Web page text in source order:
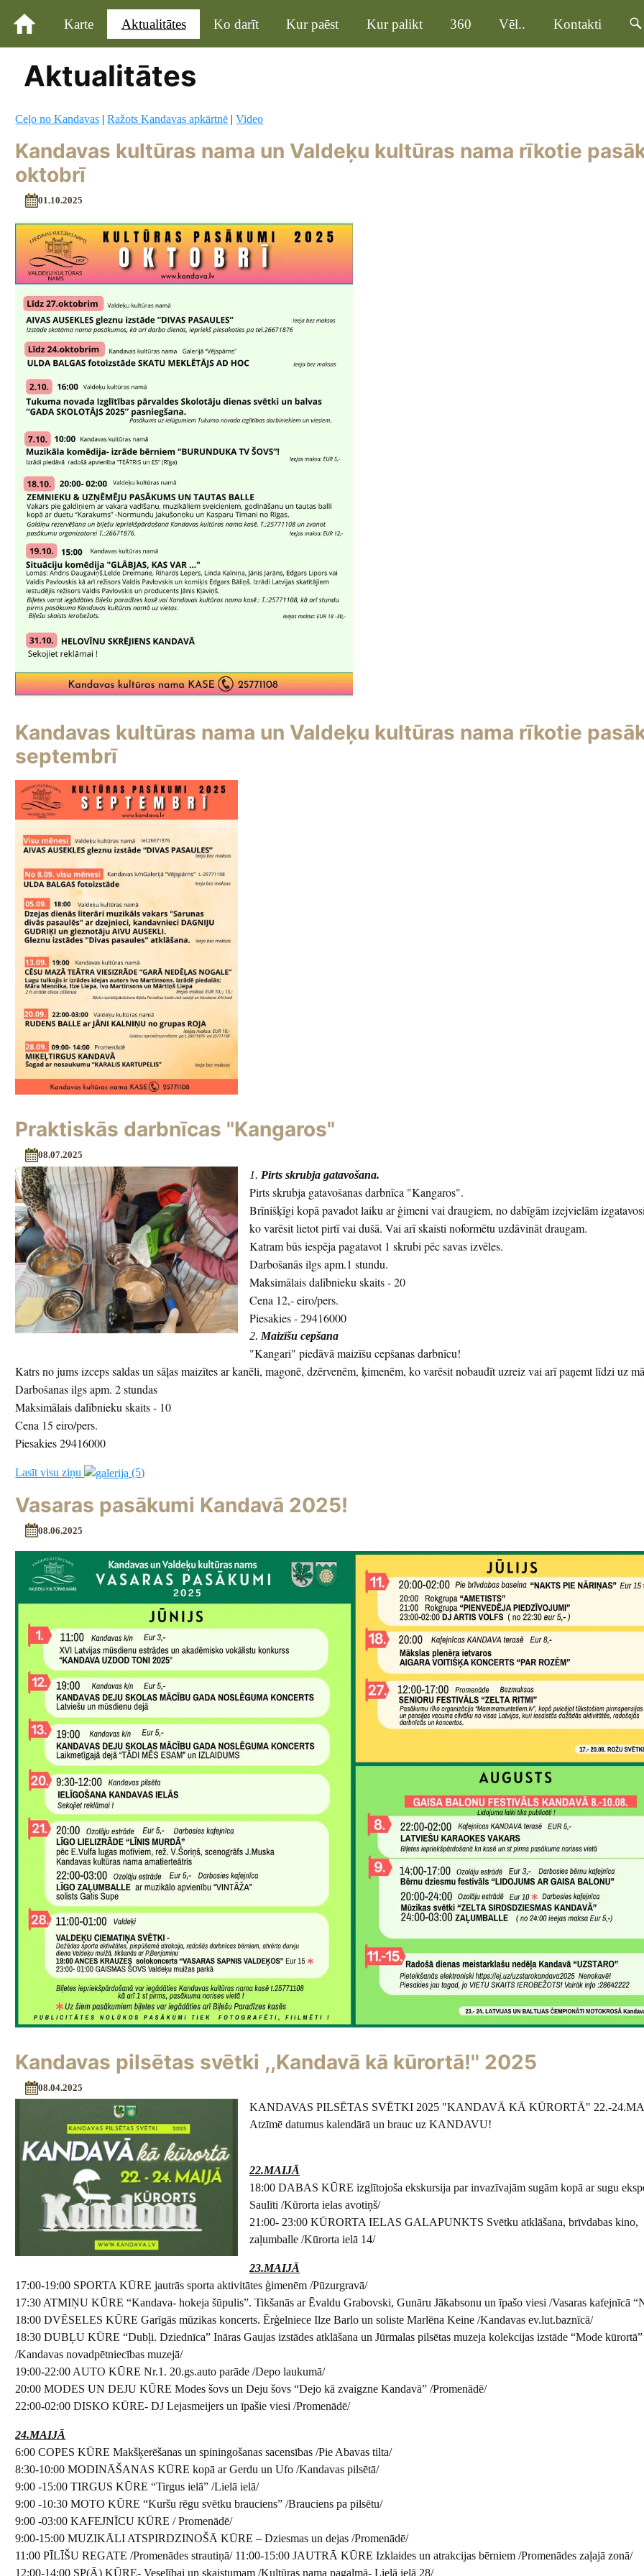
Karte Aktualitātes Ko darīt Kur paēst Kur palikt 360 Vēl.. Kontakti
Aktualitātes
Ceļo no Kandavas |Ražots Kandavas apkārtnē |Video
Kandavas kultūras nama un Valdeķu kultūras nama rīkotie
oktobrī
01.10.2025
Kandavas kultūras nama un Valdeķu kultūras nama rīkotie
septembrī
Praktiskās darbnīcas "Kangaros"
08.07.2025
1. Pirts skrubja gatavošana.
Pirts skrubja gatavošanas darbnīca "Kangaros".
Brīnišķīgi kopā pavadot laiku ar ģimeni vai draugiem, no dabīgām izejvielām
ko varēsit lietot pirtī vai dušā. Vai arī skaisti noformētu uzdāvināt draugam.
Katram būs iespēja pagatavot 1 skrubi pēc savas izvēles.
Darbošanās ilgs apm.1 stundu.
Maksimālais dalībnieku skaits - 20
Cena 12,- eiro/pers.
Piesakies - 29416000
2. Maizīšu cepšana
"Kangari" piedāvā maizīšu cepšanas darbnīcu!
Katrs no jums izceps saldas un sāļas maizītes ar kanēli, magonē, dzērvenēm, ķimenēm, ko varēsit nobaudīt uzreiz vai arī paņemt līdzi uz
Darbošanas ilgs apm. 2 stundas
Maksimālais dalībnieku skaits - 10
Cena 15 eiro/pers.
Piesakies 29416000
Lasīt visu ziņu (5)
Vasaras pasākumi Kandavā 2025!
08.06.2025
Kandavas pilsētas svētki ,,Kandavā kā kūrortā!'' 2025
08.04.2025
KANDAVAS PILSĒTAS SVĒTKI 2025 "KANDAVĀ KĀ KŪRORTĀ" 22.-
Atzīmē datumus kalendārā un brauc uz KANDAVU!
22.MAIJĀ
18:00 DABAS KŪRE izglītojoša ekskursija par invazīvajām sugām kopā ar sugu
Saulīti /Kūrorta ielas avotiņš/
21:00- 23:00 KŪRORTA IELAS GALAPUNKTS Svētku atklāšana, brīvdabas kino,
zaļumballe /Kūrorta ielā 14/
23.MAIJĀ
17:00-19:00 SPORTA KŪRE jautrās sporta aktivitātes ģimenēm /Pūzurgravā/
17:30 ATMIŅU KŪRE “Kandava- hokeja šūpulis”. Tikšanās ar Ēvaldu Grabovski, Gunāru Jākabsonu un īpašo viesi /Vasaras kafejnīcā
18:00 DVĒSELES KŪRE Garīgās mūzikas koncerts. Ērģelniece Ilze Barlo un soliste Marlēna Keine /Kandavas ev.lut.baznīcā/
18:30 DUBĻU KŪRE “Dubļi. Dziednīca” Ināras Gaujas izstādes atklāšana un Jūrmalas pilsētas muzeja kolekcijas izstāde “Mode kūrortā”
/Kandavas novadpētniecības muzejā/
19:00-22:00 AUTO KŪRE Nr.1. 20.gs.auto parāde /Depo laukumā/
20:00 MODES UN DEJU KŪRE Modes šovs un Deju šovs “Dejo kā zvaigzne Kandavā” /Promenādē/
22:00-02:00 DISKO KŪRE- DJ Lejasmeijers un īpašie viesi /Promenādē/
24.MAIJĀ
6:00 COPES KŪRE Makšķerēšanas un spiningošanas sacensības /Pie Abavas tilta/
8:30-10:00 MODINĀŠANAS KŪRE kopā ar Gerdu un Ufo /Kandavas pilsētā/
9:00 -15:00 TIRGUS KŪRE “Tirgus ielā” /Lielā ielā/
9:00 -10:30 MOTO KŪRE “Kuršu rēgu svētku brauciens” /Brauciens pa pilsētu/
9:00 -03:00 KAFEJNĪCU KŪRE / Promenādē/
9:00-15:00 MUZIKĀLI ATSPIRDZINOŠĀ KŪRE – Dziesmas un dejas /Promenādē/
11:00 PĪLĪŠU REGATE /Promenādes strautiņā/ 11:00-15:00 JAUTRĀ KŪRE Izklaides un atrakcijas bērniem /Promenādes zaļajā zonā/
12:00-14:00 SP(Ā) KŪRE- Veselībai un skaistumam /Kultūras nama pagalmā- Lielā ielā 28/